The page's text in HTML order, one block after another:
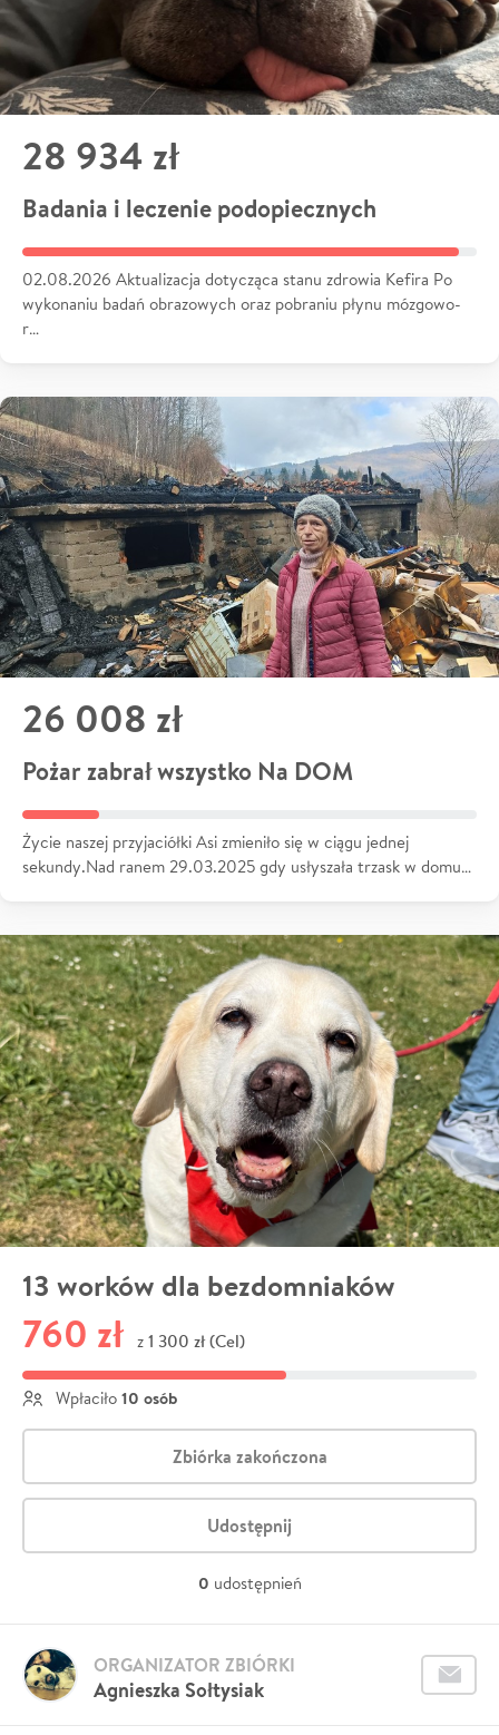
28 934 zł
Badania i leczenie podopiecznych
02.08.2026 Aktualizacja dotycząca stanu zdrowia Kefira Po
wykonaniu badań obrazowych oraz pobraniu płynu mózgowo-
r…
26 008 zł
Pożar zabrał wszystko Na DOM
Życie naszej przyjaciółki Asi zmieniło się w ciągu jednej
sekundy.Nad ranem 29.03.2025 gdy usłyszała trzask w domu…
13 worków dla bezdomniaków
760 zł z 1 300 zł (Cel)
Wpłaciło 10 osób
Zbiórka zakończona
Udostępnij
0 udostępnień
Agnieszka Sołtysiak
ORGANIZATOR ZBIÓRKI